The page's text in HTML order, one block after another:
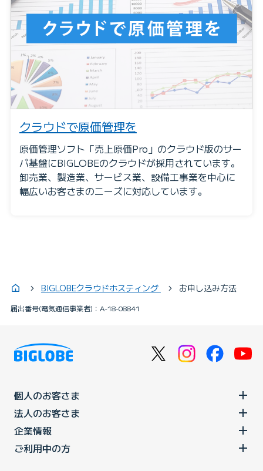
クラウドで原価管理を
原価管理ソフト「売上原価Pro」のクラウド版のサー
バ基盤にBIGLOBEのクラウドが採用されています。
卸売業、製造業、サービス業、設備工事業を中心に
幅広いお客さまのニーズに対応しています。
BIGLOBEクラウドホスティング お申し込み方法
届出番号(電気通信事業者)：A-18-08841
個人のお客さま
法人のお客さま
企業情報
ご利用中の方